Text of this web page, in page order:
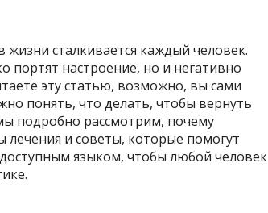
сталкивается каждый человек.
портят настроение, но и негативно
эту статью, возможно, вы сами
понять, что делать, чтобы вернуть
подробно рассмотрим, почему
лечения и советы, которые помогут
языком, чтобы любой человек